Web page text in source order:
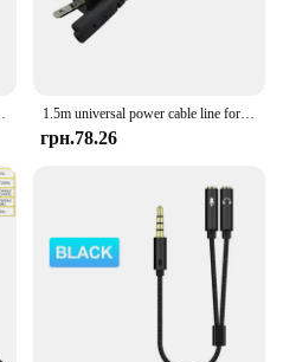
your own cables or
to your customers, this
1.5m universal power cable line for PS2 PS3 Slim PS4 Xbox Fire ox power cord 8 Eight tail US gauge
грн.78.26